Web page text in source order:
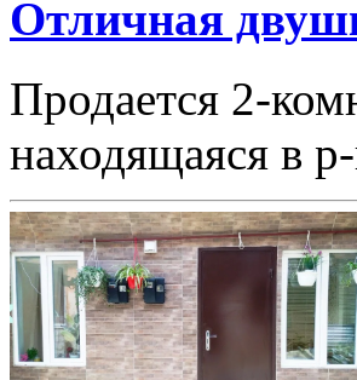
Отличная
Продается 2-
находящаяся в